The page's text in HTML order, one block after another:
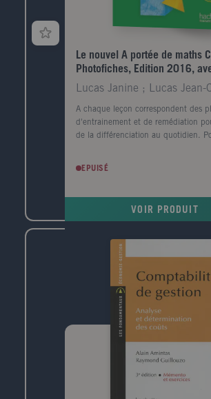
Le nouvel A portée de maths
Photofiches, Edition 2016,
A chaque leçon correspondent des
d'entrainement et de remédiation
de la différenciation au quotidien.
CD-Rom regroupent les photofiches
et pdf pour permettre à l'enseignant
EPUISÉ
VOIR PRODUIT